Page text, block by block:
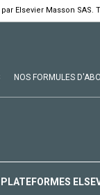
Elsevier Masson SAS.
NOS FORMULES
PLATEFORMES